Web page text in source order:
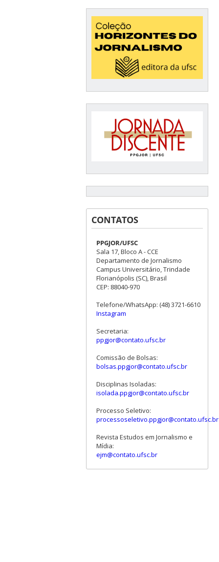
CONTATOS
PPGJOR/UFSC
Sala 17, Bloco A - CCE
Departamento de Jornalismo
Campus Universitário, Trindade
Florianópolis (SC), Brasil
CEP: 88040-970
Telefone/WhatsApp: (48) 3721-6610
Instagram
Secretaria:
ppgjor@contato.ufsc.br
Comissão de Bolsas:
bolsas.ppgjor@contato.ufsc.br
Disciplinas Isoladas:
isolada.ppgjor@contato.ufsc.br
Processo Seletivo:
processoseletivo.ppgjor@contato.ufsc.br
Revista Estudos em Jornalismo e
Mídia:
ejm@contato.ufsc.br